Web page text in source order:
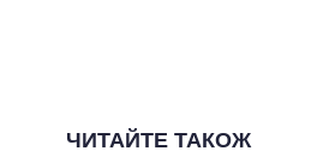
ЧИТАЙТЕ ТАКОЖ